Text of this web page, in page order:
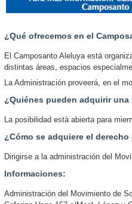
¿Qué ofrecemos en el
El Camposanto Aleluya está
distintas áreas, espacios
La Administración proveerá, en el
¿Quiénes pueden adquirir una
La posibilidad está abierta para
¿Cómo se adquiere el
Dirigirse a la administración del
Informaciones:
Administración del Movimiento de